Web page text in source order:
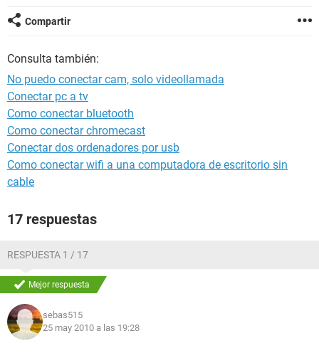
Compartir
Consulta también:
No puedo conectar cam, solo videollamada
Conectar pc a tv
Como conectar bluetooth
Como conectar chromecast
Conectar dos ordenadores por usb
Como conectar wifi a una computadora de escritorio sin
cable
17 respuestas
RESPUESTA 1 / 17
Mejor respuesta
sebas515
25 may 2010 a las 19:28